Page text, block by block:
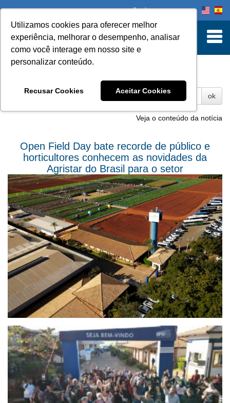
Utilizamos cookies para oferecer melhor
experiência, melhorar o desempenho, analisar
como você interage em nosso site e
personalizar conteúdo.
Recusar Cookies Aceitar Cookies
Onde comprar
ok
Open Field Day bate recorde de público e
horticultores conhecem as novidades da
Agristar do Brasil para o setor
Veja o conteúdo da notícia